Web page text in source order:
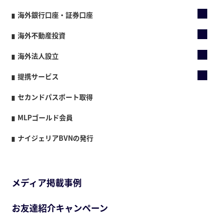
海外銀行口座・証券口座
海外不動産投資
海外法人設立
提携サービス
セカンドパスポート取得
MLPゴールド会員
ナイジェリアBVNの発行
メディア掲載事例
お友達紹介キャンペーン